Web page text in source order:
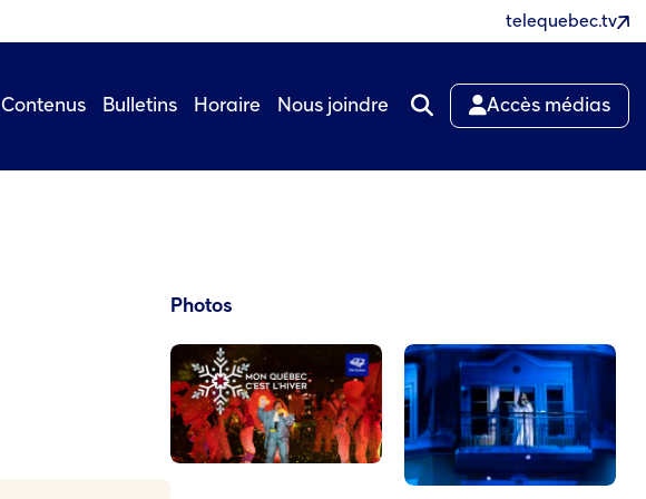
telequebec.tv
Contenus Bulletins Horaire Nous joindre Accès médias
Photos